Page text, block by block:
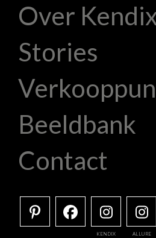
Over
Stories
Beeldbank
Contact
KENDIX ALLURE